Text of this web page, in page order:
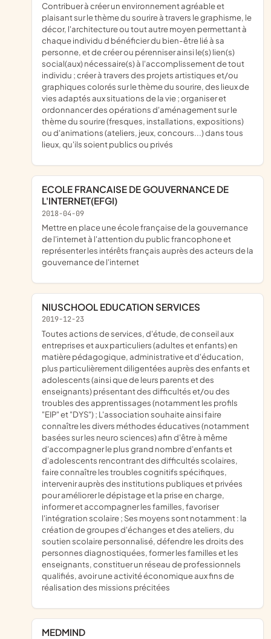
contribuer à créer un environnement agréable et
plaisant sur le thème du sourire à travers le graphisme, le
décor, l'architecture ou tout autre moyen permettant à
chaque individu d bénéficier du bien-être lié à sa
personne, et de créer ou pérenniser ainsi le(s) lien(s)
social(aux) nécessaire(s) à l'accomplissement de tout
individu ; créer à travers des projets artistiques et/ou
graphiques colorés sur le thème du sourire, des lieux de
vies adaptés aux situations de la vie ; organiser et
ordonnancer des opérations d'aménagement sur le
thème du sourire (fresques, installations, expositions)
ou d'animations (ateliers, jeux, concours...) dans tous
lieux, qu'ils soient publics ou privés
ECOLE FRANCAISE DE GOUVERNANCE DE
L'INTERNET(EFGI)
2018-04-09
mettre en place une école française de la gouvernance
de l'internet à l'attention du public francophone et
représenter les intérêts français auprès des acteurs de la
gouvernance de l'internet
NIUSCHOOL EDUCATION SERVICES
2019-12-23
toutes actions de services, d'étude, de conseil aux
entreprises et aux particuliers (adultes et enfants) en
matière pédagogique, administrative et d'éducation,
plus particulièrement diligentées auprès des enfants et
adolescents (ainsi que de leurs parents et des
enseignants) présentant des difficultés et/ou des
troubles des apprentissages (notamment les profils
"EIP" et "DYS") ; L'association souhaite ainsi faire
connaître les divers méthodes éducatives (notamment
basées sur les neuro sciences) afin d'être à même
d'accompagner le plus grand nombre d'enfants et
d'adolescents rencontrant des difficultés scolaires,
faire connaître les troubles cognitifs spécifiques,
intervenir auprès des institutions publiques et privées
pour améliorer le dépistage et la prise en charge,
informer et accompagner les familles, favoriser
l'intégration scolaire ; Ses moyens sont notamment : la
création de groupes d'échanges et des ateliers, du
soutien scolaire personnalisé, défendre les droits des
personnes diagnostiquées, former les familles et les
enseignants, constituer un réseau de professionnels
qualifiés, avoir une activité économique aux fins de
réalisation des missions précitées
MEDMIND